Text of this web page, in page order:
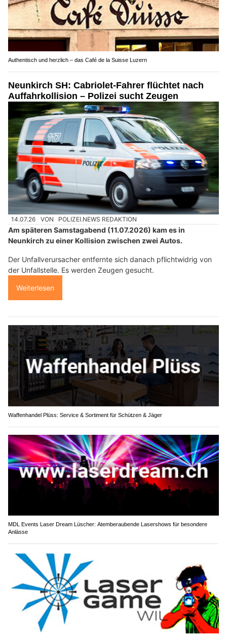
Authentisch und herzlich – das Café de la Suisse Luzern
Neunkirch SH: Cabriolet-Fahrer flüchtet nach
Auffahrkollision – Polizei sucht Zeugen
14.07.26 VON POLIZEI.NEWS REDAKTION
Am späteren Samstagabend (11.07.2026) kam es in
Neunkirch zu einer Kollision zwischen zwei Autos.
Der Unfallverursacher entfernte sich danach pflichtwidrig von
der Unfallstelle. Es werden Zeugen gesucht.
Weiterlesen
Waffenhandel Plüss: Service & Sortiment für Schützen & Jäger
MDL Events Laser Dream Lüscher: Atemberaubende Lasershows für besondere
Anlässe